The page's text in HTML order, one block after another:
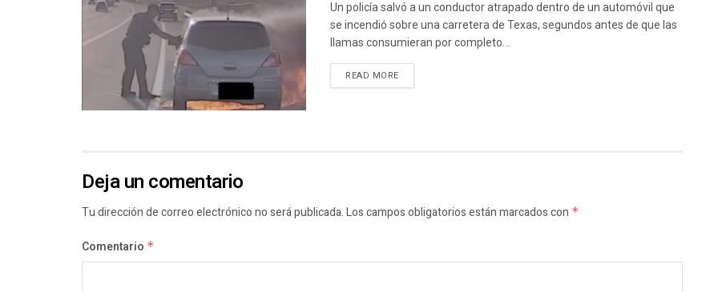
Un policía salvó a un conductor atrapado dentro de un automóvil que
se incendió sobre una carretera de Texas, segundos antes de que las
llamas consumieran por completo...
READ MORE
Deja un comentario
Tu dirección de correo electrónico no será publicada.Los campos obligatorios están marcados con *
Comentario *